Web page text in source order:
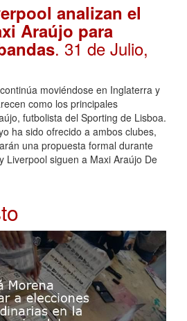
analizan el
Araújo para
. 31 de Julio,
moviéndose en Inglaterra y
como los principales
futbolista del Sporting de Lisboa.
ha sido ofrecido a ambos clubes,
una propuesta formal durante
Liverpool siguen a Maxi Araújo De